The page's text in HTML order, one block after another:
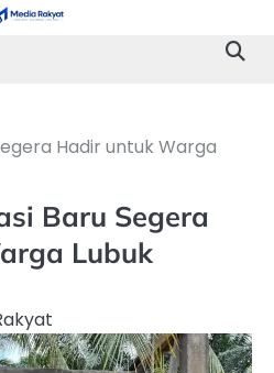
Hadir untuk Warga
Baru Segera
Lubuk